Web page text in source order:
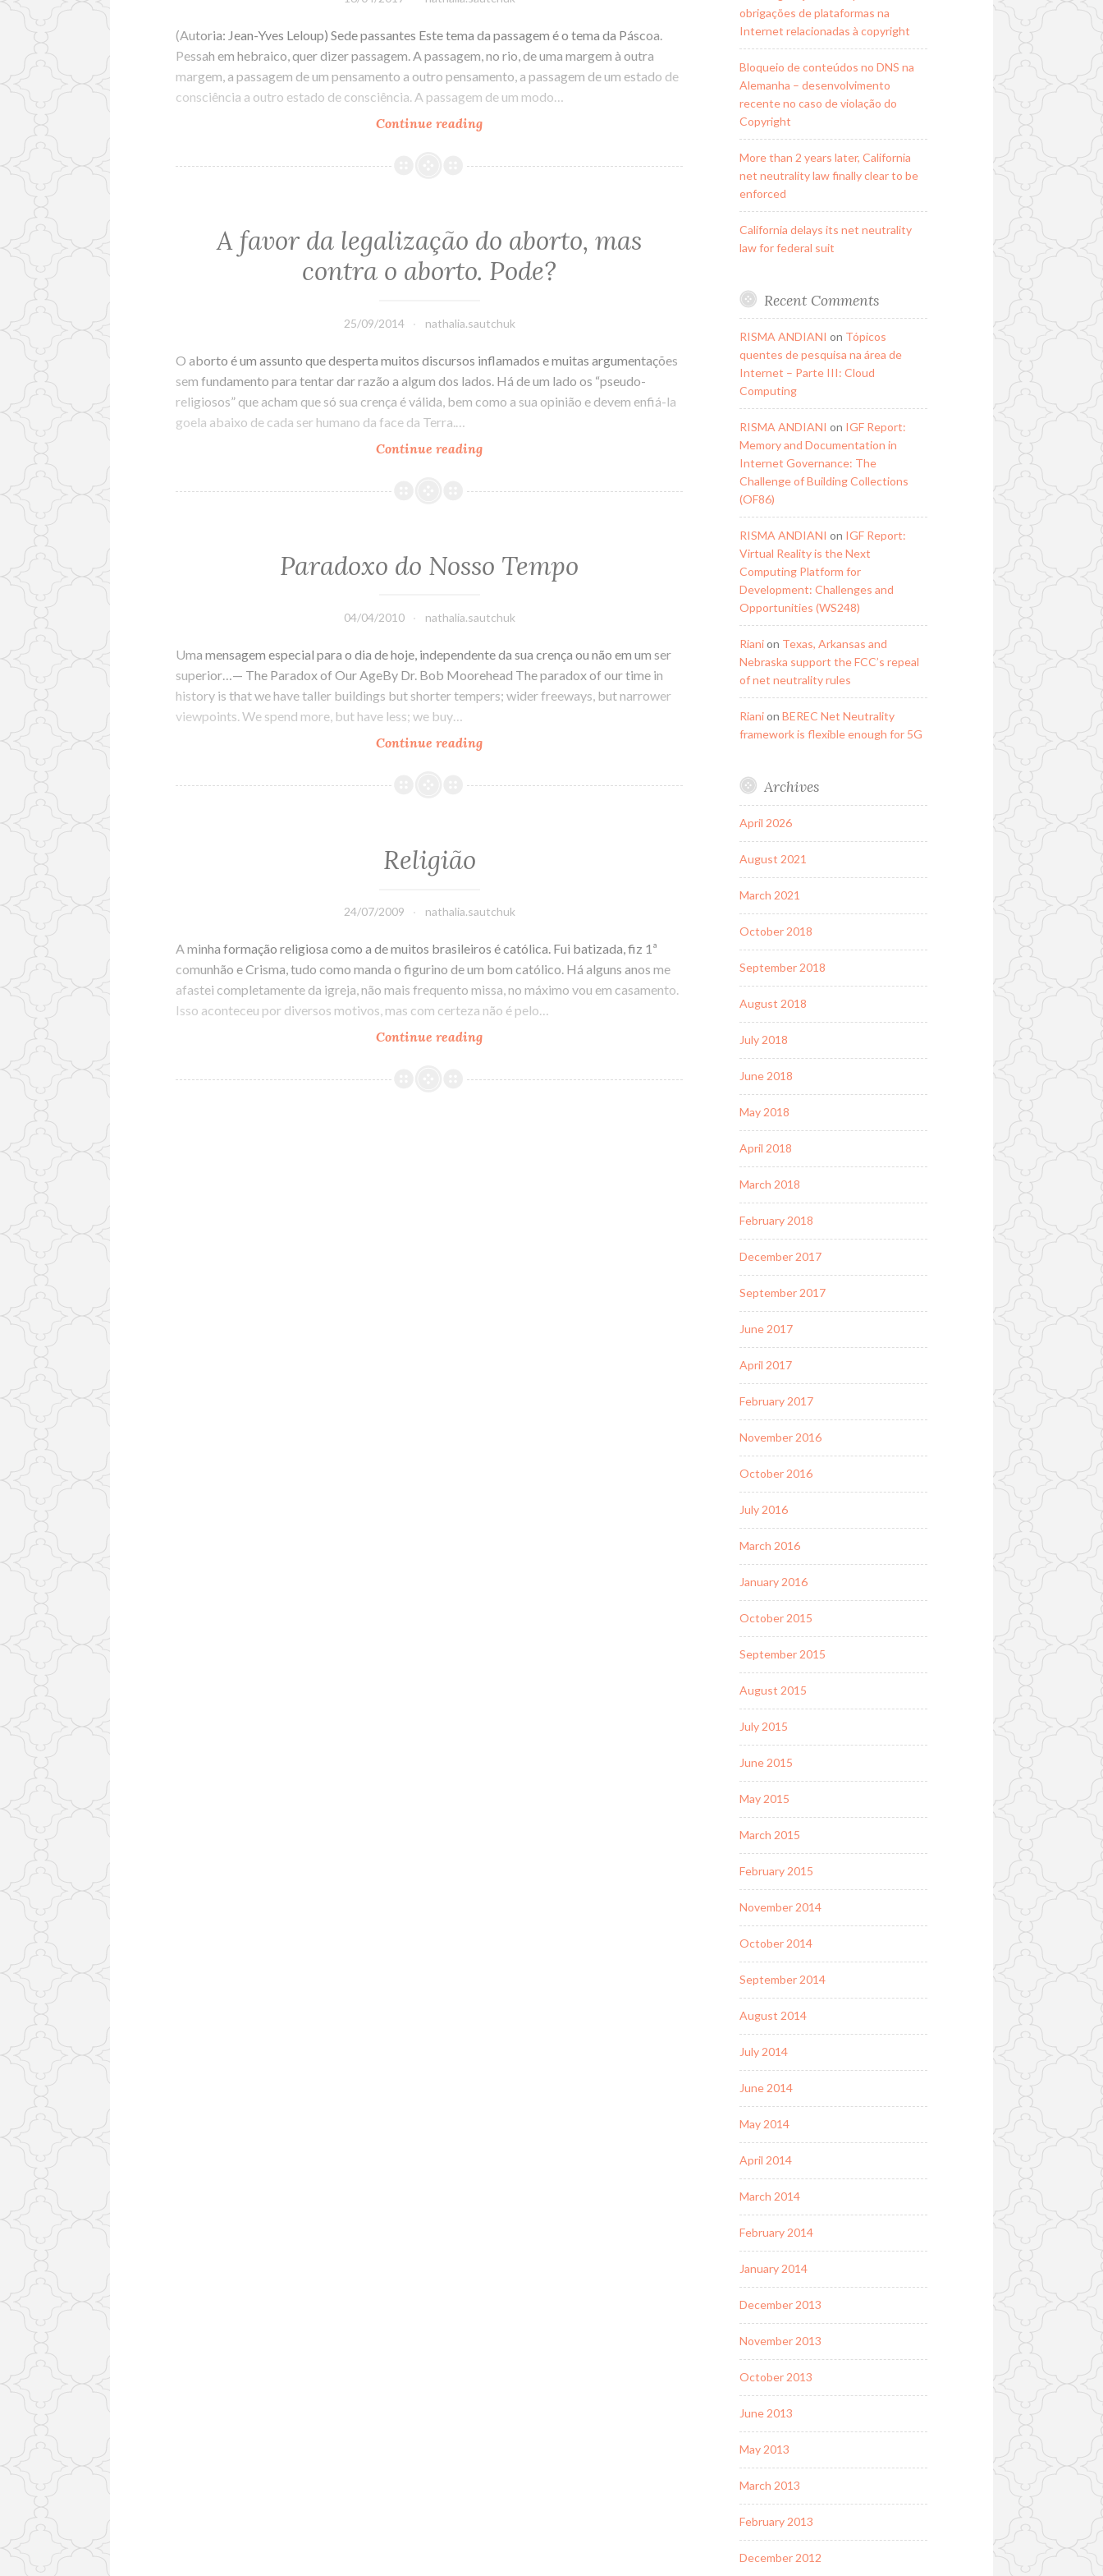
(Autoria: Jean-Yves Leloup) Sede passantes Este tema da passagem é o tema da Páscoa.
Pessah em hebraico, quer dizer passagem. A passagem, no rio, de uma margem à outra
margem, a passagem de um pensamento a outro pensamento, a passagem de um estado de
consciência a outro estado de consciência. A passagem de um modo…
Continue reading
Passagem
A favor da legalização do aborto, mas
contra o aborto. Pode?
25/09/2014 nathalia.sautchuk
O aborto é um assunto que desperta muitos discursos inflamados e muitas argumentações
sem fundamento para tentar dar razão a algum dos lados. Há de um lado os “pseudo-
religiosos” que acham que só sua crença é válida, bem como a sua opinião e devem enfiá-la
goela abaixo de cada ser humano da face da Terra.…
Continue reading
da
mas
o
Pode?
Paradoxo do Nosso Tempo
04/04/2010 nathalia.sautchuk
Uma mensagem especial para o dia de hoje, independente da sua crença ou não em um ser
superior…— The Paradox of Our AgeBy Dr. Bob Moorehead The paradox of our time in
history is that we have taller buildings but shorter tempers; wider freeways, but narrower
viewpoints. We spend more, but have less; we buy…
Continue reading
Nosso
Religião
24/07/2009 nathalia.sautchuk
A minha formação religiosa como a de muitos brasileiros é católica. Fui batizada, fiz 1ª
comunhão e Crisma, tudo como manda o figurino de um bom católico. Há alguns anos me
afastei completamente da igreja, não mais frequento missa, no máximo vou em casamento.
Isso aconteceu por diversos motivos, mas com certeza não é pelo…
Continue reading
obrigações de plataformas na
Internet relacionadas à copyright
Bloqueio de conteúdos no DNS na
Alemanha – desenvolvimento
recente no caso de violação do
Copyright
More than 2 years later, California
net neutrality law finally clear to be
enforced
California delays its net neutrality
law for federal suit
Recent Comments
RISMA ANDIANI on Tópicos
quentes de pesquisa na área de
Internet – Parte III: Cloud
Computing
RISMA ANDIANI on IGF Report:
Memory and Documentation in
Internet Governance: The
Challenge of Building Collections
(OF86)
RISMA ANDIANI on IGF Report:
Virtual Reality is the Next
Computing Platform for
Development: Challenges and
Opportunities (WS248)
Rianion Texas, Arkansas and
Nebraska support the FCC’s repeal
of net neutrality rules
Rianion BEREC Net Neutrality
framework is flexible enough for 5G
Archives
April 2026
August 2021
March 2021
October 2018
September 2018
August 2018
July 2018
June 2018
May 2018
April 2018
March 2018
February 2018
December 2017
September 2017
June 2017
April 2017
February 2017
November 2016
October 2016
July 2016
March 2016
January 2016
October 2015
September 2015
August 2015
July 2015
June 2015
May 2015
March 2015
February 2015
November 2014
October 2014
September 2014
August 2014
July 2014
June 2014
May 2014
April 2014
March 2014
February 2014
January 2014
December 2013
November 2013
October 2013
June 2013
May 2013
March 2013
February 2013
December 2012